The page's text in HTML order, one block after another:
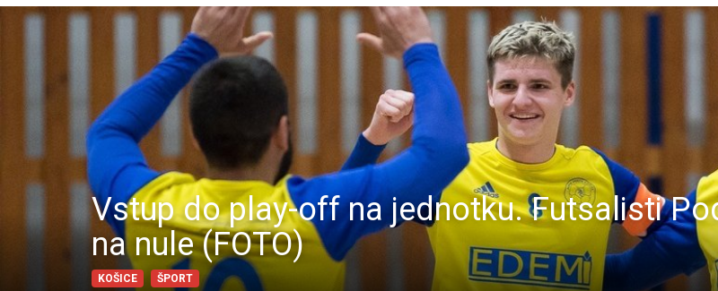
Vstup do play-off na jednotku. Futsalisti
na nule (FOTO)
KOŠICE ŠPORT